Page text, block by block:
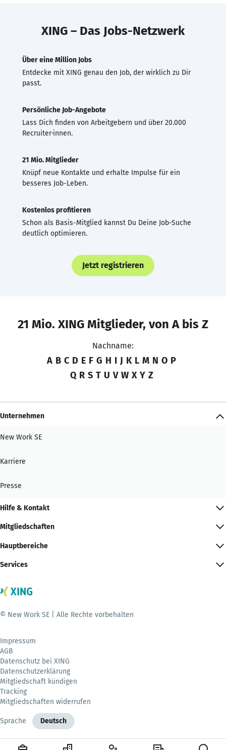
XING – Das Jobs-Netzwerk
Über eine Million Jobs
Entdecke mit XING genau den Job, der wirklich zu Dir
passt.
Persönliche Job-Angebote
Lass Dich finden von Arbeitgebern und über 20.000
Recruiter·innen.
21 Mio. Mitglieder
Knüpf neue Kontakte und erhalte Impulse für ein
besseres Job-Leben.
Kostenlos profitieren
Schon als Basis-Mitglied kannst Du Deine Job-Suche
deutlich optimieren.
Jetzt registrieren
21 Mio. XING Mitglieder, von A bis Z
Nachname:
A B C D E F G H I J K L M N O P
Q R S T U V W X Y Z
Unternehmen
New Work SE
Karriere
Presse
Hilfe & Kontakt
Mitgliedschaften
Hauptbereiche
Services
© New Work SE | Alle Rechte vorbehalten
Impressum
AGB
Datenschutz bei XING
Datenschutzerklärung
Mitgliedschaft kündigen
Tracking
Mitgliedschaften widerrufen
Sprache Deutsch